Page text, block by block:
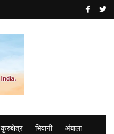
कुरुक्षेत्र भिवानी अंबाला